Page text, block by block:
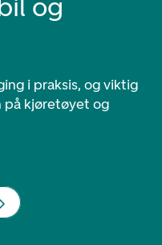
og
i praksis, og viktig
på kjøretøyet og